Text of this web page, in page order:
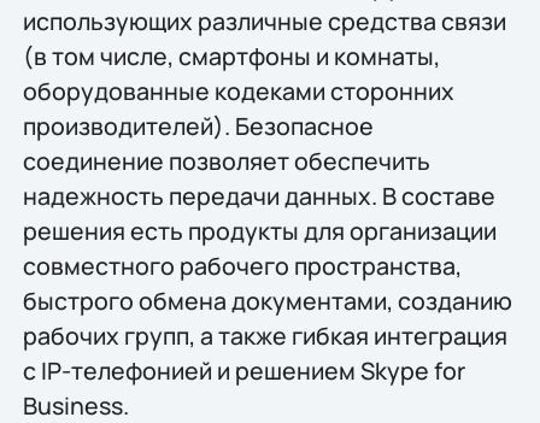
использующих различные средства связи
(в том числе, смартфоны и комнаты,
оборудованные кодеками сторонних
производителей). Безопасное
соединение позволяет обеспечить
надежность передачи данных. В составе
решения есть продукты для организации
совместного рабочего пространства,
быстрого обмена документами, созданию
рабочих групп, а также гибкая интеграция
с IP-телефонией и решением Skype for
Business.